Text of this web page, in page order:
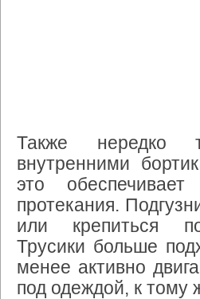
Также нередко
внутренними
это
протекания.
или крепиться
Трусики больше
менее активно
под одеждой, к тому